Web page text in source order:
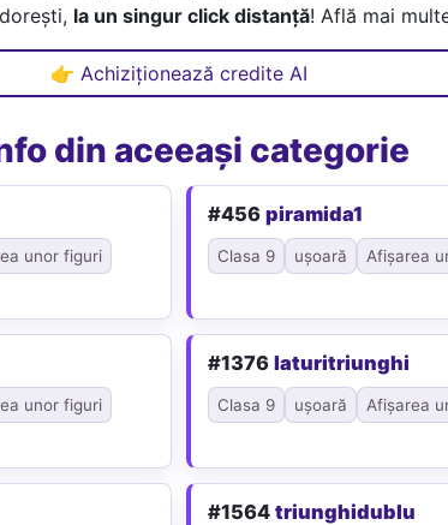
la un singur click distanță! Află mai
👉 Achiziționează credite AI
din aceeași categorie
unor figuri
#456 piramida1
Clasa 9 ușoară Afișarea
unor figuri
#1376 laturitriunghi
Clasa 9 ușoară Afișarea
#1564 triunghidublu